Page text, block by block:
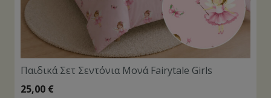
Παιδικά Σετ Σεντόνια Μονά Fairytale Girls
25,00 €